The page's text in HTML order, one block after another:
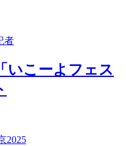
いこーよフェス